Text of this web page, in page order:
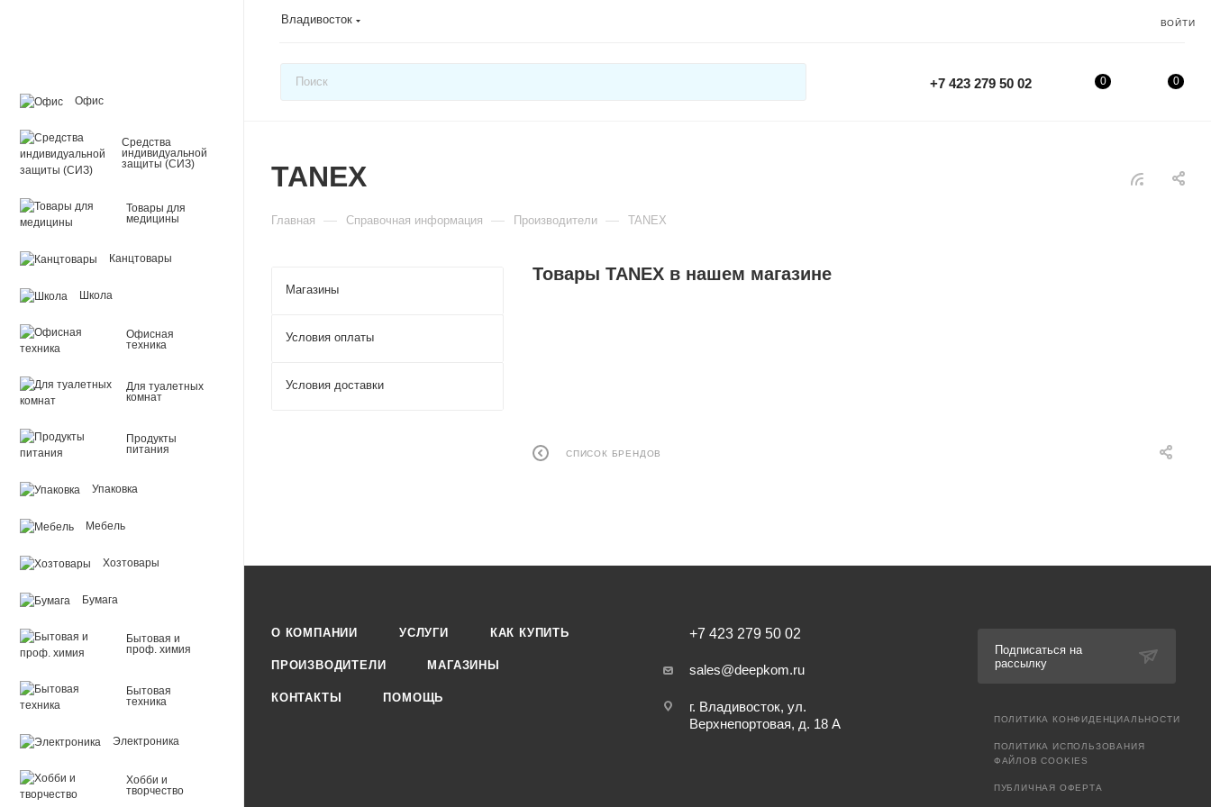
Владивосток ВОЙТИ
+7 423 279 50 02 0
0
Офис
Средства
индивидуальной
защиты (СИЗ)
Товары для
медицины
Канцтовары
Школа
Офисная
техника
Для туалетных
комнат
Продукты
питания
Упаковка
Мебель
Хозтовары
Бумага
Бытовая и
проф. химия
Бытовая
техника
Электроника
Хобби и
творчество
TANEX
Главная — Справочная информация — Производители — TANEX
Товары TANEX в нашем магазине
СПИСОК БРЕНДОВ
Магазины
Условия оплаты
Условия доставки
О КОМПАНИИ УСЛУГИ КАК КУПИТЬ
ПРОИЗВОДИТЕЛИ МАГАЗИНЫ
КОНТАКТЫ ПОМОЩЬ
+7 423 279 50 02
sales@deepkom.ru
г. Владивосток, ул.
Верхнепортовая, д. 18 А
Подписаться на
рассылку
ПОЛИТИКА КОНФИДЕНЦИАЛЬНОСТИ
ПОЛИТИКА ИСПОЛЬЗОВАНИЯ
ФАЙЛОВ COOKIES
ПУБЛИЧНАЯ ОФЕРТА